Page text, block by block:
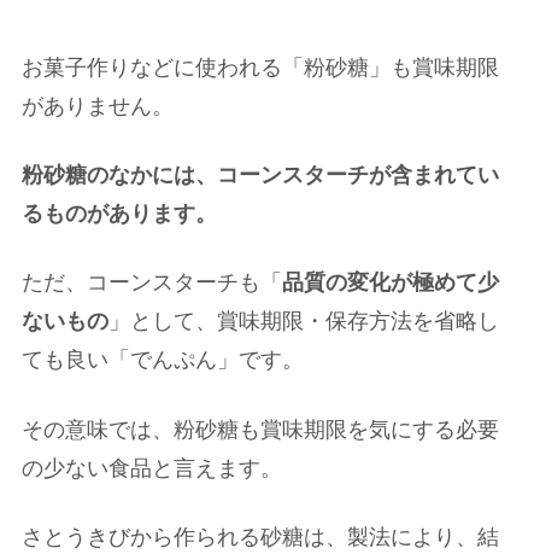
お菓子作りなどに使われる「粉砂糖」も賞味期限
がありません。
粉砂糖のなかには、コーンスターチが含まれてい
るものがあります。
ただ、コーンスターチも「 品質の変化が極めて少
ないもの 」として、賞味期限・保存方法を省略し
ても良い「でんぷん」です。
その意味では、粉砂糖も賞味期限を気にする必要
の少ない食品と言えます。
さとうきびから作られる砂糖は、製法により、結